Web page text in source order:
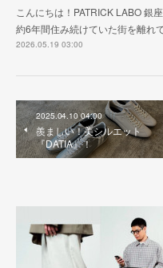
こんにちは！PATRICK LABO 銀
約6年間住み続けていた街を離れ
2026.05.19 03:00
2025.04.10 04:00
羨ましい！美シルエット
『DATIA』！